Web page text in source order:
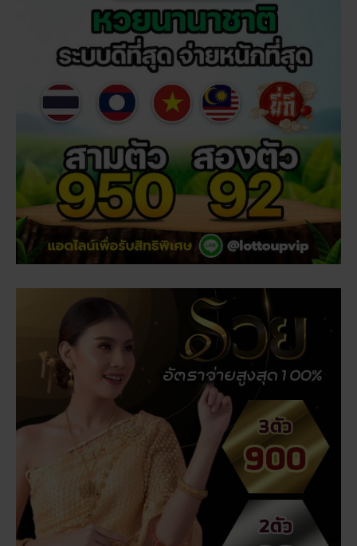
สถิติหวยลาววันอังคาร วิเคราะห์ตัวเลขมาแรง 3 ตัว 2 ตัว
สัปดาห์นี้
ฝันเห็นแมวน้ำ เปิดดวงชะตา การงาน การเงิน ความรัก
พร้อมโชคลาภ